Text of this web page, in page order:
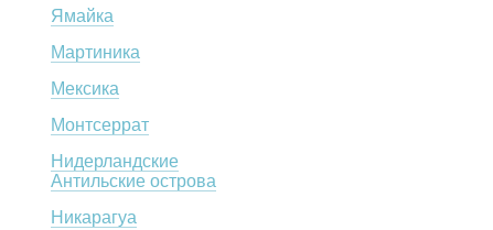
Ямайка
Мартиника
Мексика
Монтсеррат
Нидерландские
Антильские острова
Никарагуа